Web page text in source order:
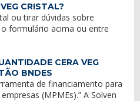
CRISTAL?
ou tirar dúvidas sobre
formulário acima ou entre
CERA VEG
BNDES
de financiamento para
(MPMEs).” A Solven